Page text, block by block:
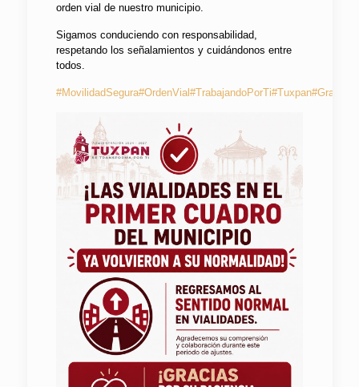
orden vial de nuestro municipio.
Sigamos conduciendo con responsabilidad,
respetando los señalamientos y cuidándonos entre
todos.
#MovilidadSegura#OrdenVial#TrabajandoPorTi#Tuxpan